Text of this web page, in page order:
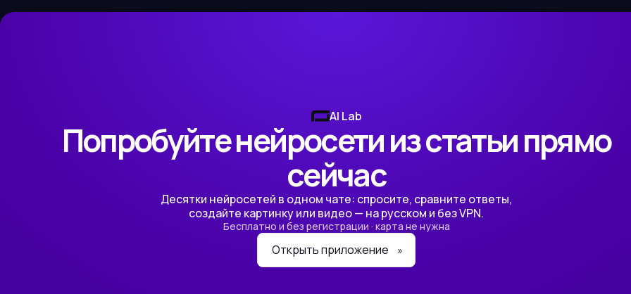
AI Lab
Попробуйте нейросети из статьи прямо
сейчас
Десятки нейросетей в одном чате: спросите, сравните ответы,
создайте картинку или видео — на русском и без VPN.
Бесплатно и без регистрации · карта не нужна
Открыть приложение »